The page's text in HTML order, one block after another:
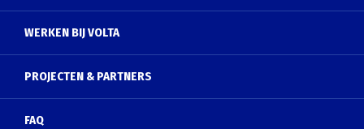
WERKEN BIJ VOLTA
PROJECTEN & PARTNERS
FAQ